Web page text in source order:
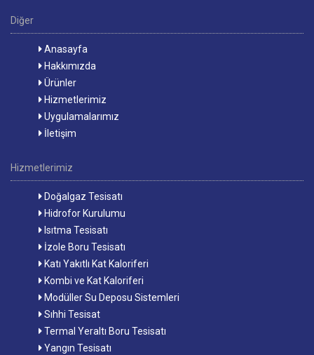
Diğer
Anasayfa
Hakkımızda
Ürünler
Hizmetlerimiz
Uygulamalarımız
İletişim
Hizmetlerimiz
Doğalgaz Tesisatı
Hidrofor Kurulumu
Isıtma Tesisatı
İzole Boru Tesisatı
Katı Yakıtlı Kat Kaloriferi
Kombi ve Kat Kaloriferi
Modüller Su Deposu Sistemleri
Sıhhi Tesisat
Termal Yeraltı Boru Tesisatı
Yangın Tesisatı